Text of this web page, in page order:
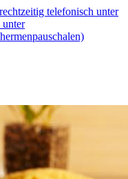
telefonisch unter